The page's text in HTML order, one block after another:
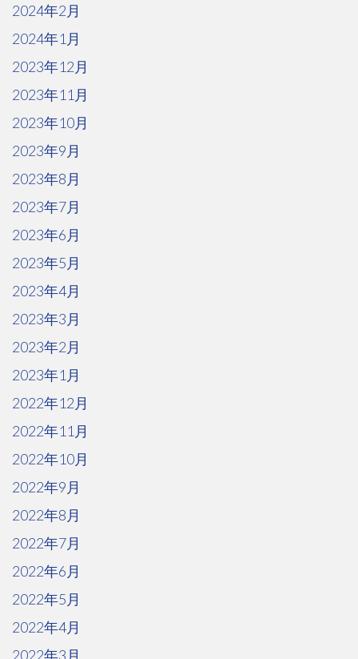
2024年2月
2024年1月
2023年12月
2023年11月
2023年10月
2023年9月
2023年8月
2023年7月
2023年6月
2023年5月
2023年4月
2023年3月
2023年2月
2023年1月
2022年12月
2022年11月
2022年10月
2022年9月
2022年8月
2022年7月
2022年6月
2022年5月
2022年4月
2022年3月